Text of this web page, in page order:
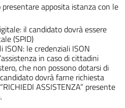
apposita istanza con le
il candidato dovrà essere
(SPID)
ISON: le credenziali ISON
in caso di cittadini
che non possono dotarsi di
dovrà farne richiesta
ASSISTENZA” presente